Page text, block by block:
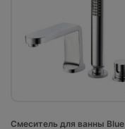
Смеситель для ванны Blue